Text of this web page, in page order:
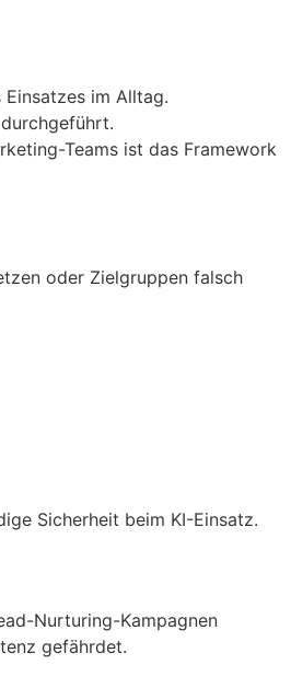
im Alltag.
Teams ist das Framework
oder Zielgruppen falsch
Sicherheit beim KI-Einsatz.
Nurturing-Kampagnen
gefährdet.